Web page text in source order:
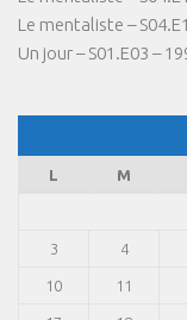
Le mentaliste –
Un jour – S01.E03 –
L M
3 4
10 11